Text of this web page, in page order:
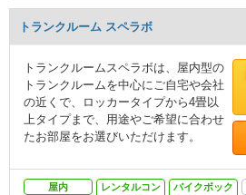
トランクルーム スペラボ
トランクルームスペラボは、屋内型の
トランクルームを中心にご自宅や会社
の近くで、ロッカータイプから4畳以
上タイプまで、用途やご希望に合わせ
たお部屋をお選びいただけます。
屋内
レンタルコン
バイクボック